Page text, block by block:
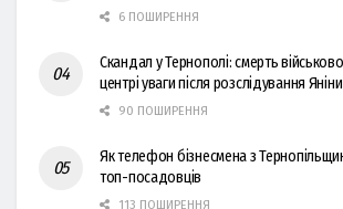
6 ПОШИРЕННЯ
Скандал у Тернополі: смерть
центрі уваги після розслідування
90 ПОШИРЕННЯ
Як телефон бізнесмена з
топ-посадовців
113 ПОШИРЕННЯ